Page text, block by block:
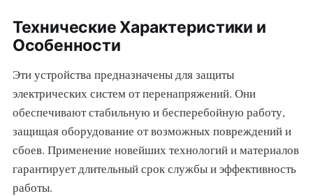
Технические Характеристики и
Особенности
Эти устройства предназначены для защиты
электрических систем от перенапряжений. Они
обеспечивают стабильную и бесперебойную работу,
защищая оборудование от возможных повреждений и
сбоев. Применение новейших технологий и материалов
гарантирует длительный срок службы и эффективность
работы.